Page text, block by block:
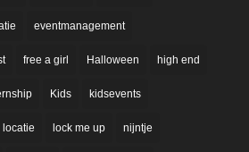
eventmanagement
free a girl Halloween high end
Kids kidsevents
locatie lock me up nijntje